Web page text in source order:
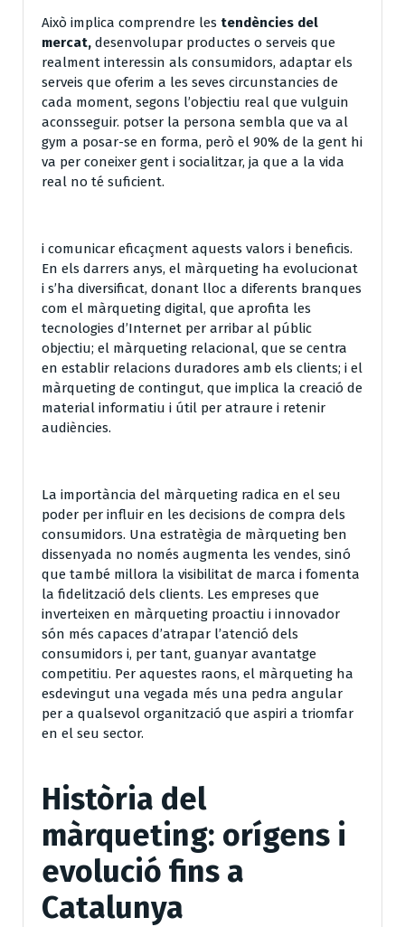
Això implica comprendre les tendències del
mercat, desenvolupar productes o serveis que
realment interessin als consumidors, adaptar els
serveis que oferim a les seves circunstancies de
cada moment, segons l’objectiu real que vulguin
aconsseguir. potser la persona sembla que va al
gym a posar-se en forma, però el 90% de la gent hi
va per coneixer gent i socialitzar, ja que a la vida
real no té suficient.
i comunicar eficaçment aquests valors i beneficis.
En els darrers anys, el màrqueting ha evolucionat
i s’ha diversificat, donant lloc a diferents branques
com el màrqueting digital, que aprofita les
tecnologies d’Internet per arribar al públic
objectiu; el màrqueting relacional, que se centra
en establir relacions duradores amb els clients; i el
màrqueting de contingut, que implica la creació de
material informatiu i útil per atraure i retenir
audiències.
La importància del màrqueting radica en el seu
poder per influir en les decisions de compra dels
consumidors. Una estratègia de màrqueting ben
dissenyada no només augmenta les vendes, sinó
que també millora la visibilitat de marca i fomenta
la fidelització dels clients. Les empreses que
inverteixen en màrqueting proactiu i innovador
són més capaces d’atrapar l’atenció dels
consumidors i, per tant, guanyar avantatge
competitiu. Per aquestes raons, el màrqueting ha
esdevingut una vegada més una pedra angular
per a qualsevol organització que aspiri a triomfar
en el seu sector.
Història del
màrqueting: orígens i
evolució fins a
Catalunya